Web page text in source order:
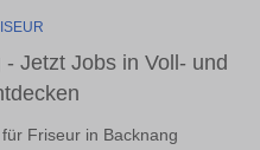
Jetzt Jobs in Voll- und
Friseur in Backnang